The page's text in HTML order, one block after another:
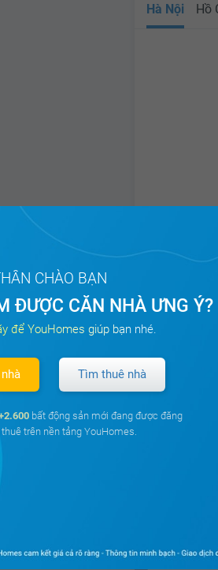
Hà Nội Hồ
Tham khảo
10.000 cư
Có hơn
đang hoạt
Bảng xếp
CHÀO BẠN
ĐƯỢC CĂN NHÀ ƯNG Ý?
để YouHomes giúp bạn nhé.
Tìm thuê nhà
bất động sản mới đang được đăng
trên nền tảng YouHomes.